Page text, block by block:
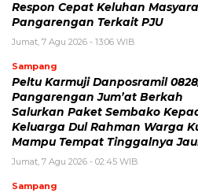
Respon Cepat Keluhan
Pangarengan Terkait PJU
Jumat, 7 Agu 2026 - 13:06 WIB
Sampang
Peltu Karmuji Danposramil
Pangarengan Jum’at Berkah
Salurkan Paket Sembako
Keluarga Dul Rahman Warga
Mampu Tempat Tinggalnya
Jumat, 7 Agu 2026 - 02:45 WIB
Sampang